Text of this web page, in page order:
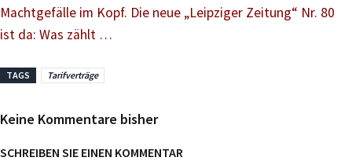
Machtgefälle im Kopf. Die neue „Leipziger Zeitung“ Nr. 80
ist da: Was zählt …
TAGS Tarifverträge
Keine Kommentare bisher
SCHREIBEN SIE EINEN KOMMENTAR